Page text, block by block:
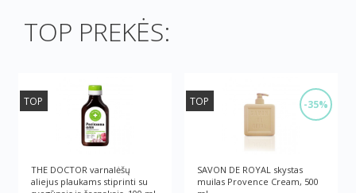
TOP PREKĖS:
TOP
THE DOCTOR varnalėšų
aliejus plaukams stiprinti su
-35%
TOP
SAVON DE ROYAL skystas
muilas Provence Cream, 500